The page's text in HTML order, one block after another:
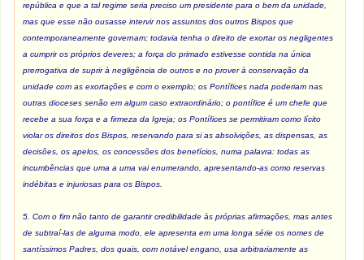
república e que a tal regime seria preciso um presidente para o bem da unidade,
mas que esse não ousasse intervir nos assuntos dos outros Bispos que
contemporaneamente governam; todavia tenha o direito de exortar os negligentes
a cumprir os próprios deveres; a força do primado estivesse contida na única
prerrogativa de suprir à negligência de outros e no prover à conservação da
unidade com as exortações e com o exemplo; os Pontífices nada poderiam nas
outras dioceses senão em algum caso extraordinário; o pontífice é um chefe que
recebe a sua força e a firmeza da Igreja; os Pontífices se permitiram como lícito
violar os direitos dos Bispos, reservando para si as absolvições, as dispensas, as
decisões, os apelos, os concessões dos benefícios, numa palavra: todas as
incumbências que uma a uma vai enumerando, apresentando-as como reservas
indébitas e injuriosas para os Bispos.
5. Com o fim não tanto de garantir credibilidade às próprias afirmações, mas antes
de subtraí-las de alguma modo, ele apresenta em uma longa série os nomes de
santíssimos Padres, dos quais, com notável engano, usa arbitrariamente as